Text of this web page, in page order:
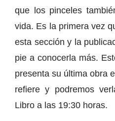
que los pinceles
vida. Es la primera vez
esta sección y la
pie a conocerla más.
presenta su última obra
refiere y podremos
Libro a las 19:30 horas.